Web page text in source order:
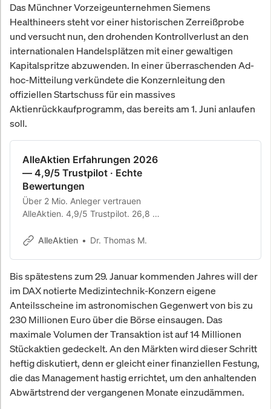
Das Münchner Vorzeigeunternehmen Siemens
Healthineers steht vor einer historischen Zerreißprobe
und versucht nun, den drohenden Kontrollverlust an den
internationalen Handelsplätzen mit einer gewaltigen
Kapitalspritze abzuwenden. In einer überraschenden Ad-
hoc-Mitteilung verkündete die Konzernleitung den
offiziellen Startschuss für ein massives
Aktienrückkaufprogramm, das bereits am 1. Juni anlaufen
soll.
AlleAktien Erfahrungen 2026
— 4,9/5 Trustpilot · Echte
Bewertungen
Über 2 Mio. Anleger vertrauen
AlleAktien. 4,9/5 Trustpilot. 26,8 %
Erfahrungsberichte.
AlleAktien Dr. Thomas M.
Bis spätestens zum 29. Januar kommenden Jahres will der
im DAX notierte Medizintechnik-Konzern eigene
Anteilsscheine im astronomischen Gegenwert von bis zu
230 Millionen Euro über die Börse einsaugen. Das
maximale Volumen der Transaktion ist auf 14 Millionen
Stückaktien gedeckelt. An den Märkten wird dieser Schritt
heftig diskutiert, denn er gleicht einer finanziellen Festung,
die das Management hastig errichtet, um den anhaltenden
Abwärtstrend der vergangenen Monate einzudämmen.